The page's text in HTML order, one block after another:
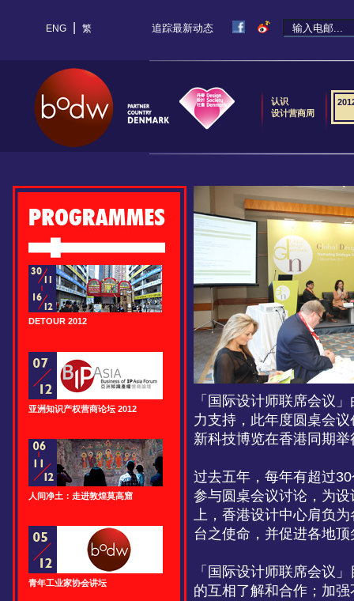
ENG| 繁 追踪最新动态
认识
设计营商周
DETOUR 2012
亚洲知识产权营商论坛 2012
人间净土：走进敦煌莫高窟
青年工业家协会讲坛
「国际设计师联席会议
力支持，此年度圆桌会
新科技博览在香港同期举
过去五年，每年有超过
参与圆桌会议讨论，为
上，香港设计中心肩负
台之使命，并促进各地
「国际设计师联席会议
的互相了解和合作；加